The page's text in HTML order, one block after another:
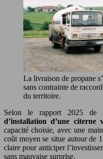
La livraison de propane
sans contrainte de
du territoire.
Selon le rapport 2025 de
d’installation d’une
capacité choisie, avec une
coût moyen se situe autour de
claire pour anticiper
sans mauvaise surprise.